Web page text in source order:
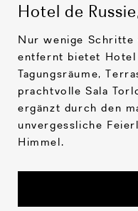
Hotel de
Nur wenige Schritte
entfernt bietet Hotel
Tagungsräume,
prachtvolle Sala
ergänzt durch den
unvergessliche
Himmel.